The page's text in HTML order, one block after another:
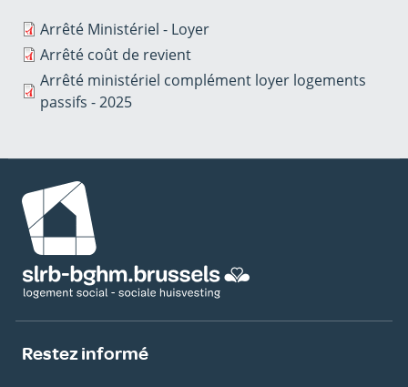
Arrêté Ministériel - Loyer
Arrêté coût de revient
Arrêté ministériel complément loyer logements
passifs - 2025
Image
Restez informé